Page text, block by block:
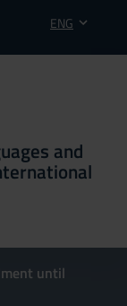
ENG
and
until